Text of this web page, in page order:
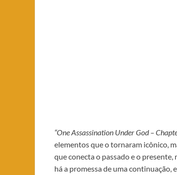
“One Assassination Under God –
elementos que o tornaram icônico,
que conecta o passado e o
há a promessa de uma continuação,